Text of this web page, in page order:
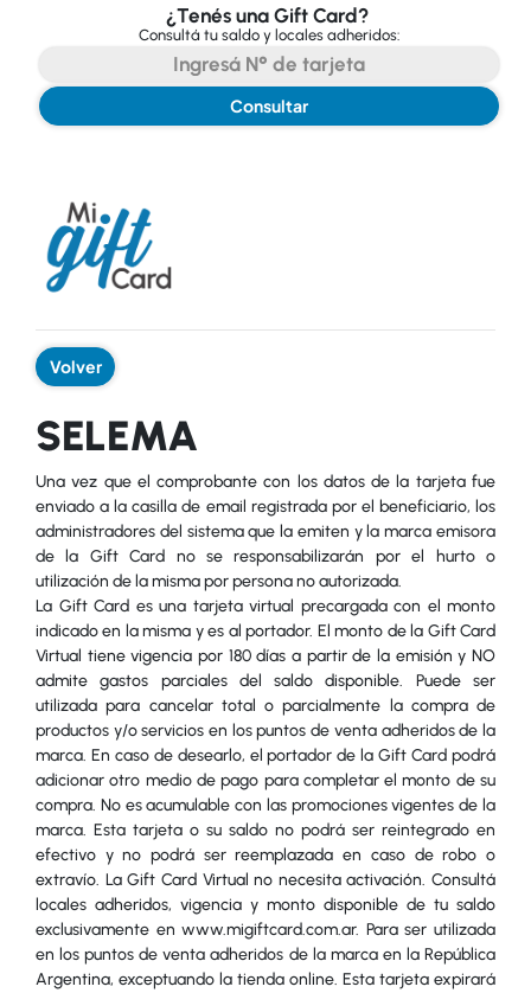
¿Tenés una Gift Card?
Consultá tu saldo y locales adheridos:
Consultar
Volver
SELEMA
Una vez que el comprobante con los datos de la tarjeta fue
enviado a la casilla de email registrada por el beneficiario, los
administradores del sistema que la emiten y la marca emisora
de la Gift Card no se responsabilizarán por el hurto o
utilización de la misma por persona no autorizada.
La Gift Card es una tarjeta virtual precargada con el monto
indicado en la misma y es al portador. El monto de la Gift Card
Virtual tiene vigencia por 180 días a partir de la emisión y NO
admite gastos parciales del saldo disponible. Puede ser
utilizada para cancelar total o parcialmente la compra de
productos y/o servicios en los puntos de venta adheridos de la
marca. En caso de desearlo, el portador de la Gift Card podrá
adicionar otro medio de pago para completar el monto de su
compra. No es acumulable con las promociones vigentes de la
marca. Esta tarjeta o su saldo no podrá ser reintegrado en
efectivo y no podrá ser reemplazada en caso de robo o
extravío. La Gift Card Virtual no necesita activación. Consultá
locales adheridos, vigencia y monto disponible de tu saldo
exclusivamente en www.migiftcard.com.ar. Para ser utilizada
en los puntos de venta adheridos de la marca en la República
Argentina, exceptuando la tienda online. Esta tarjeta expirará